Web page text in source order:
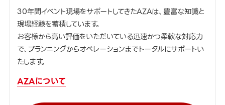
30年間イベント現場をサポートしてきたAZAは、豊富な知識と
現場経験を蓄積しています。
お客様から高い評価をいただいている迅速かつ柔軟な対応力
で、プランニングからオペレーションまでトータルにサポートい
たします。
AZAについて